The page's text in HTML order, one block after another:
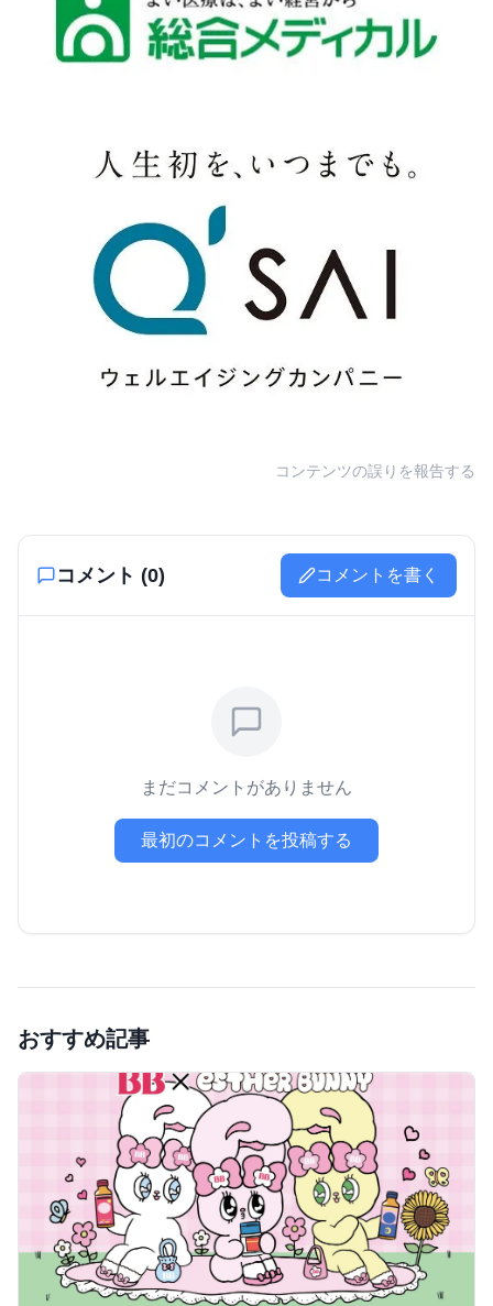
コンテンツの誤りを報告する
コメント (0) コメントを書く
まだコメントがありません
最初のコメントを投稿する
おすすめ記事